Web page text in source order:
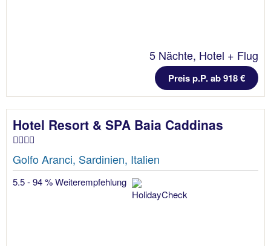
5 Nächte, Hotel + Flug
Preis p.P. ab 918 €
Hotel Resort & SPA Baia Caddinas
Golfo Aranci, Sardinien, Italien
5.5 - 94 % Weiterempfehlung